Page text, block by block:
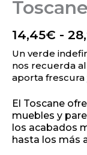
con5de 5
14,45€ -
Un verde
nos recuerda
aporta frescura
El Toscane
muebles y
los acabados
hasta los más